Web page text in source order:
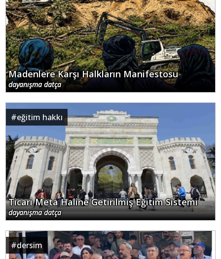
Madenlere Karşı Halkların Manifestosu
dayanışma datça
#eğitim hakkı
Ticari Meta Haline Getirilmiş Eğitim Sistemi
dayanışma datça
#dersim